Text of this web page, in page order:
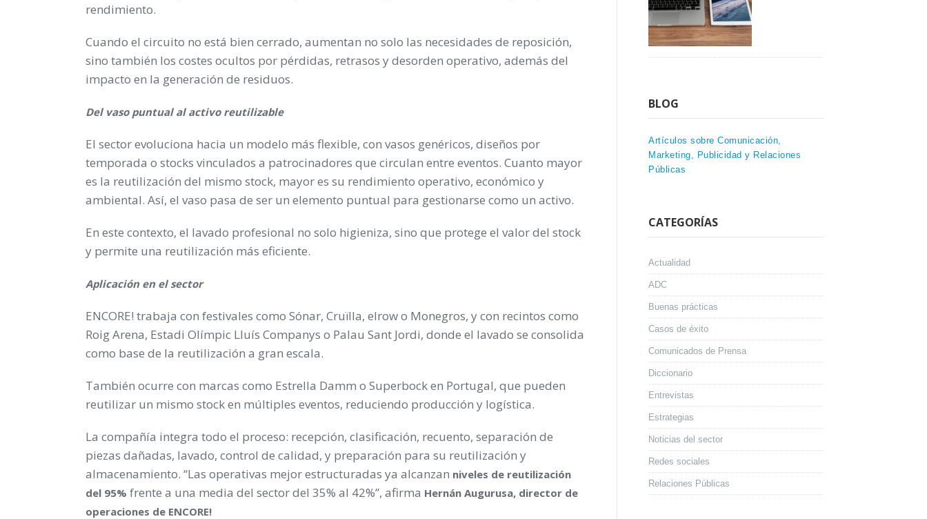
rendimiento.
Cuando el circuito no está bien cerrado, aumentan no solo las necesidades de reposición,
sino también los costes ocultos por pérdidas, retrasos y desorden operativo, además del
impacto en la generación de residuos.
Del vaso puntual al activo reutilizable
El sector evoluciona hacia un modelo más flexible, con vasos genéricos, diseños por
temporada o stocks vinculados a patrocinadores que circulan entre eventos. Cuanto mayor
es la reutilización del mismo stock, mayor es su rendimiento operativo, económico y
ambiental. Así, el vaso pasa de ser un elemento puntual para gestionarse como un activo.
En este contexto, el lavado profesional no solo higieniza, sino que protege el valor del stock
y permite una reutilización más eficiente.
Aplicación en el sector
ENCORE! trabaja con festivales como Sónar, Cruïlla, elrow o Monegros, y con recintos como
Roig Arena, Estadi Olímpic Lluís Companys o Palau Sant Jordi, donde el lavado se consolida
como base de la reutilización a gran escala.
También ocurre con marcas como Estrella Damm o Superbock en Portugal, que pueden
reutilizar un mismo stock en múltiples eventos, reduciendo producción y logística.
La compañía integra todo el proceso: recepción, clasificación, recuento, separación de
piezas dañadas, lavado, control de calidad, y preparación para su reutilización y
almacenamiento. “Las operativas mejor estructuradas ya alcanzan niveles de reutilización
del 95% frente a una media del sector del 35% al 42%”, afirma Hernán Augurusa, director de
operaciones de ENCORE!
BLOG
Artículos sobre Comunicación,
Marketing, Publicidad y Relaciones
Públicas
CATEGORÍAS
Actualidad
ADC
Buenas prácticas
Casos de éxito
Comunicados de Prensa
Diccionario
Entrevistas
Estrategias
Noticias del sector
Redes sociales
Relaciones Públicas